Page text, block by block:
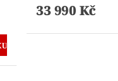
33 990 Kč